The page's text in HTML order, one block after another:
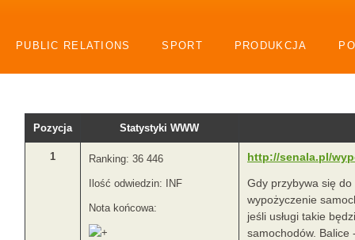
PUBLIC RELATIONS SPORT PRODUKCJA
Pozycja Statystyki WWW
1 Ranking: 36 446
Ilość odwiedzin: INF
Nota końcowa:
http://senala.pl/
Gdy przybywa się
wypożyczenie
jeśli usługi takie
samochodów. Balice